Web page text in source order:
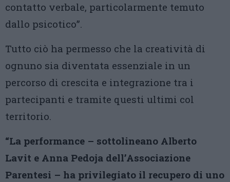
contatto verbale, particolarmente temuto
dallo psicotico”.
Tutto ciò ha permesso che la creatività di
ognuno sia diventata essenziale in un
percorso di crescita e integrazione tra i
partecipanti e tramite questi ultimi col
territorio.
“La performance – sottolineano Alberto
Lavit e Anna Pedoja dell’Associazione
Parentesi – ha privilegiato il recupero di uno